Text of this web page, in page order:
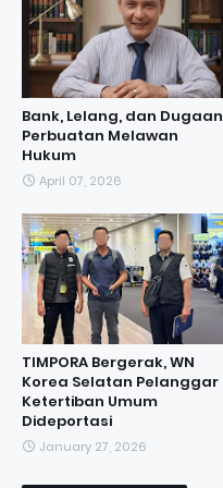
Bank, Lelang, dan Dugaan
Perbuatan Melawan
Hukum
April 07, 2026
TIMPORA Bergerak, WN
Korea Selatan Pelanggar
Ketertiban Umum
Dideportasi
January 27, 2026